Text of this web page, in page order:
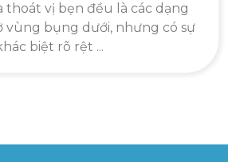
thoát vị bẹn đều là các dạng
vùng bụng dưới, nhưng có sự
biệt rõ rệt ...